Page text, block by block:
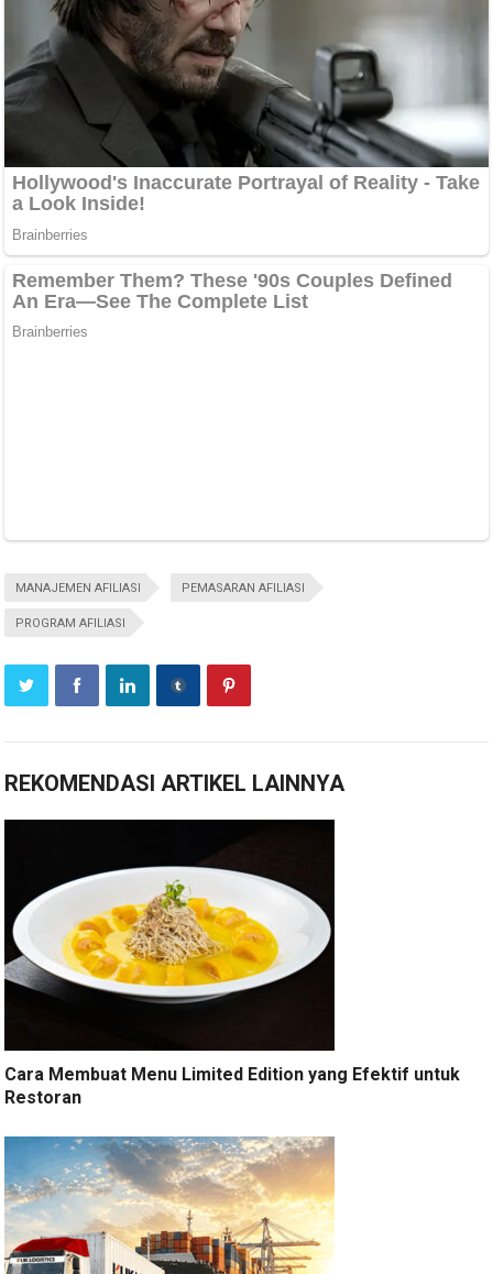
MANAJEMEN AFILIASI PEMASARAN AFILIASI
PROGRAM AFILIASI
REKOMENDASI ARTIKEL LAINNYA
Cara Membuat Menu Limited Edition yang Efektif untuk
Restoran